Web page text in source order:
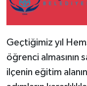
Geçtiğimiz yıl
öğrenci almasının
ilçenin eğitim